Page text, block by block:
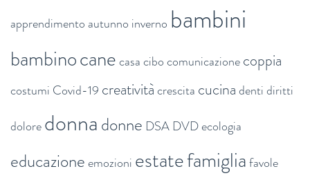
apprendimento autunno inverno bambini
bambinocanecasacibocomunicazionecoppia
costumi Covid-19 creativitàcrescita cucinadentidiritti
doloredonnadonne DSA DVDecologia
educazioneemozioni estatefamigliafavole